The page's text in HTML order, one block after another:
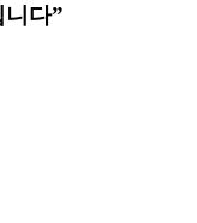
다”